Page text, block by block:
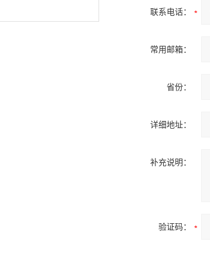
联系电话：
常用邮箱：
省份：
详细地址：
补充说明：
验证码：